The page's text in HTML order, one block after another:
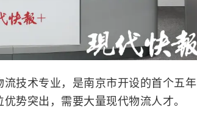
技术专业，是南京市开设的首个五年
势突出，需要大量现代物流人才。